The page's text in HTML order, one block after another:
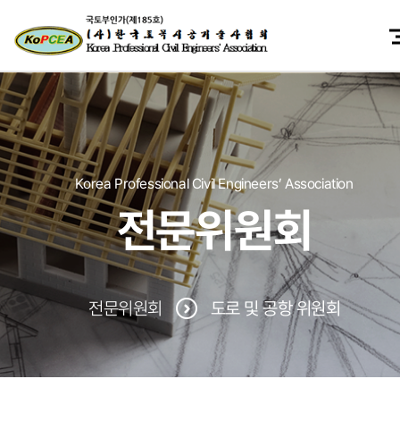
Korea Professional Civil Engineers’ Association
전문위원회
전문위원회 도로 및 공항 위원회